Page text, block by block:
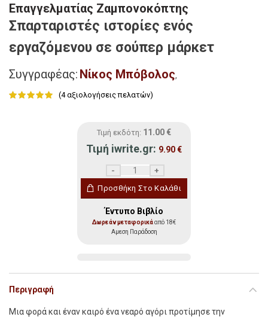
Επαγγελματίας Ζαμπονοκόπτης
Σπαρταριστές ιστορίες ενός
εργαζόμενου σε σούπερ μάρκετ
Συγγραφέας: Νίκος Μπόβολος,
(4αξιολογήσεις πελατών)
Τιμή εκδότη: 11.00 €
Τιμή iwrite.gr: 9.90€
Προσθήκη Στο Καλάθι
Έντυπο Βιβλίο
Δωρεάν μεταφορικάαπό 18€
Αμεση Παράδοση
Περιγραφή
Μια φορά και έναν καιρό ένα νεαρό αγόρι προτίμησε την